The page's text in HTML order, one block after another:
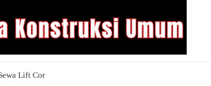
Lift Cor